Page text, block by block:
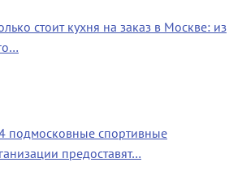
стоит кухня на заказ в Москве: из
подмосковные спортивные
предоставят…